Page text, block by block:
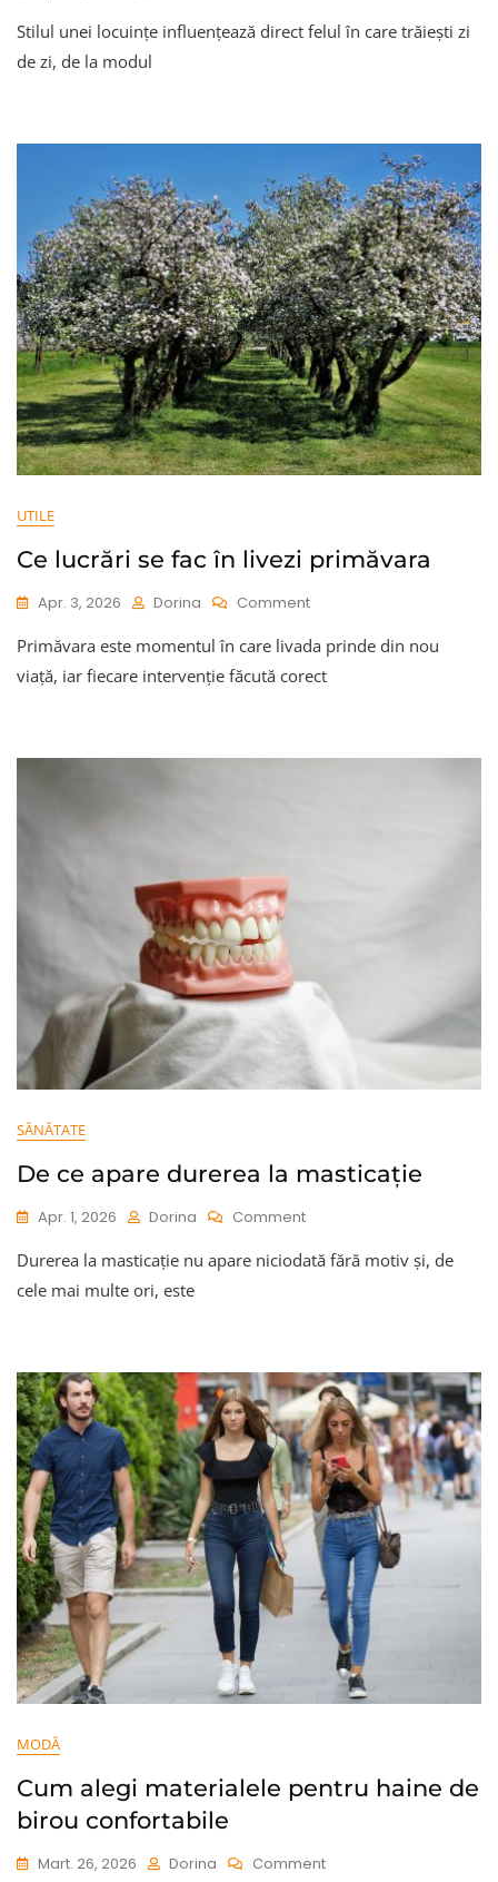
Alegi
De
Stilul unei locuințe influențează direct felul în care trăiești zi
de zi, de la modul
UTILE
Ce lucrări se fac în livezi primăvara
Apr. 3, 2026 Dorina CommentOn
Lucrări
Se
Primăvara
Primăvara este momentul în care livada prinde din nou
viață, iar fiecare intervenție făcută corect
SĂNĂTATE
De ce apare durerea la masticație
Apr. 1, 2026 Dorina CommentOn
Ce
Durerea la masticație nu apare niciodată fără motiv și, de
cele mai multe ori, este
MODĂ
Cum alegi materialele pentru haine de
birou confortabile
Mart. 26, 2026 Dorina CommentOn